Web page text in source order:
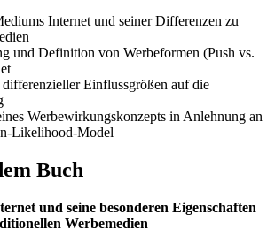
Internet und seiner Differenzen zu
und Definition von Werbeformen (Push vs.
Einflussgrößen auf die
Werbewirkungskonzepts in Anlehnung an
Likelihood-Model
Buch
und seine besonderen Eigenschaften
Werbemedien